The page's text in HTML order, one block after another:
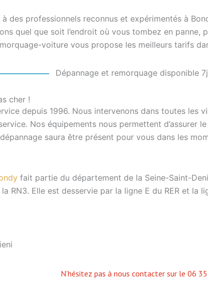
à des professionnels reconnus et expérimentés à
quel que soit l’endroit où vous tombez en
voiture vous propose les meilleurs tarifs
Dépannage et remorquage disponible
cher !
depuis 1996. Nous intervenons dans toutes les
Nos équipements nous permettent
saura être présent pour vous dans les
fait partie du département de la Seine-Saint-
RN3. Elle est desservie par la ligne E du RER et la
N’hésitez pas à nous contacter sur le 06